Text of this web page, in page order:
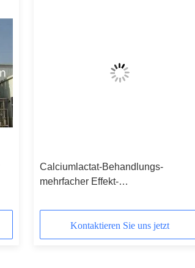
Calciumlactat-Behandlungs-
mehrfacher Effekt-
Kapazität 5000kg
Kontaktieren Sie uns jetzt